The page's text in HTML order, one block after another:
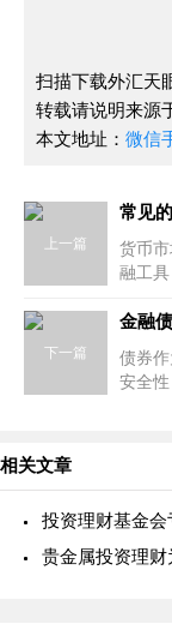
扫描下载外汇天
转载请说明来源
本文地址： 微信
上一篇
常见
货币
融工
些？
下一篇
债券
安全
相关文章
投资理财基金
贵金属投资理财